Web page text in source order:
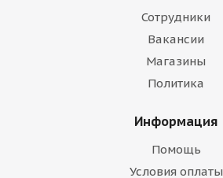
Сотрудники
Вакансии
Магазины
Политика
Информация
Помощь
Условия оплаты